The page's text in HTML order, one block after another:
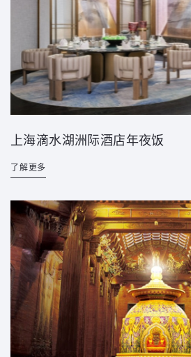
上海滴水湖洲际酒店年夜饭
了解更多